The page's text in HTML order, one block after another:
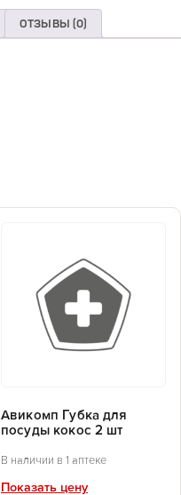
ОТЗЫВЫ (0)
Авикомп Губка для
посуды кокос 2 шт
В наличии в 1 аптеке
Показать цену